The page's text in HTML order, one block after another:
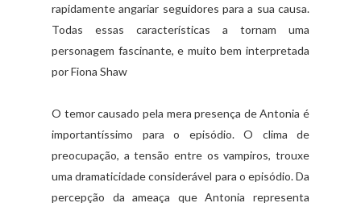
rapidamente angariar seguidores para a sua causa.
Todas essas características a tornam uma
personagem fascinante, e muito bem interpretada
por Fiona Shaw
O temor causado pela mera presença de Antonia é
importantíssimo para o episódio. O clima de
preocupação, a tensão entre os vampiros, trouxe
uma dramaticidade considerável para o episódio. Da
percepção da ameaça que Antonia representa